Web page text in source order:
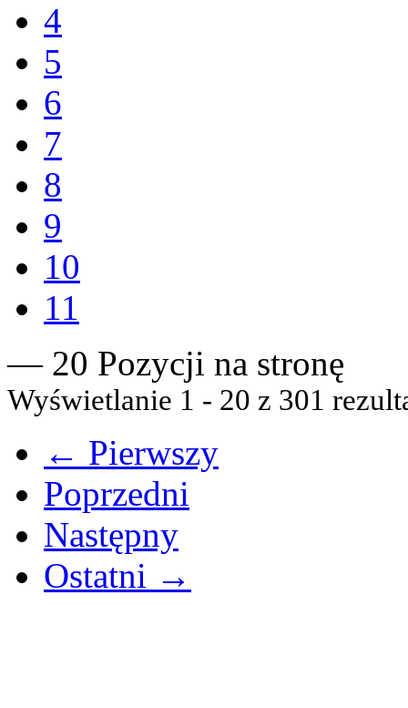
4
5
6
7
8
9
10
11
— 20 Pozycji na stronę
Wyświetlanie 1 - 20 z 301
← Pierwszy
Poprzedni
Następny
Ostatni →